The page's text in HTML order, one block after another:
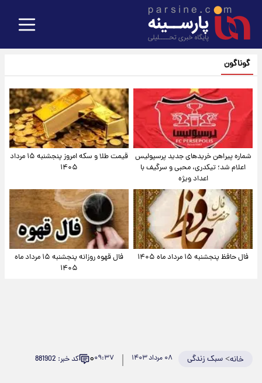
گوناگون
شماره پیراهن خریدهای جدید پرسپولیس
اعلام شد؛ تیکدری، محبی و سرگیف با
اعداد ویژه
قیمت طلا و سکه امروز پنجشنبه ۱۵ مرداد
۱۴۰۵
فال حافظ پنجشنبه ۱۵ مرداد ماه ۱۴۰۵
فال قهوه روزانه پنجشنبه ۱۵ مرداد ماه
۱۴۰۵
خانه>سبک زندگی ۰۸ مرداد ۱۴۰۳ ۰۹:۳۷۰ کد خبر: 881902